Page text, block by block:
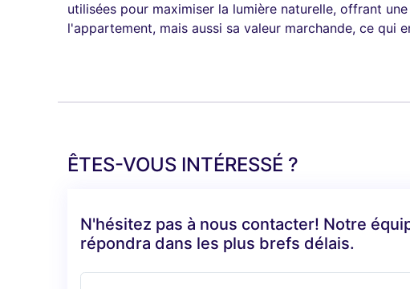
utilisées pour maximiser la lumière naturelle, offrant
l'appartement, mais aussi sa valeur marchande, ce qui
ÊTES-VOUS INTÉRESSÉ ?
N'hésitez pas à nous contacter! Notre
répondra dans les plus brefs délais.